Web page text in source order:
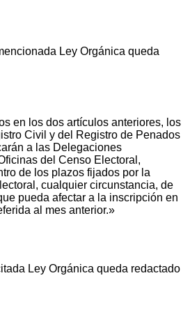
Ley Orgánica queda
en los dos artículos anteriores, los
Civil y del Registro de Penados
a las Delegaciones
del Censo Electoral,
de los plazos fijados por la
cualquier circunstancia, de
pueda afectar a la inscripción en
al mes anterior.»
Ley Orgánica queda redactado